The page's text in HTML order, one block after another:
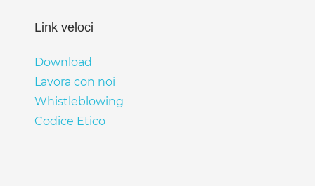
Link veloci
Download
Lavora con noi
Whistleblowing
Codice Etico